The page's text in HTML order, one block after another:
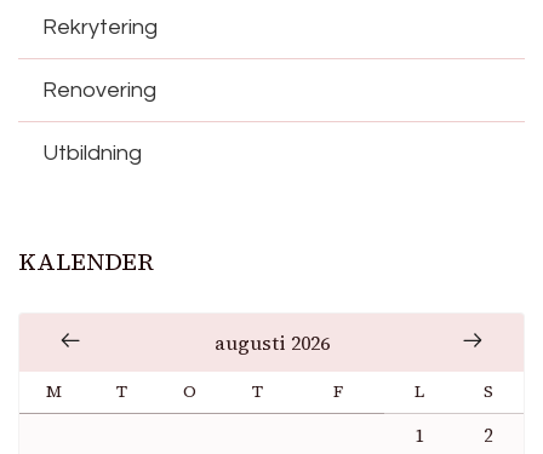
Rekrytering
Renovering
Utbildning
KALENDER
augusti 2026
M T O T F L S
1
2